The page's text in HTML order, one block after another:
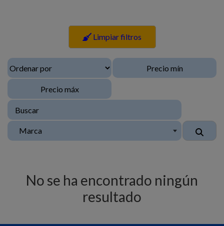
Limpiar filtros
Marca
No se ha encontrado ningún
resultado